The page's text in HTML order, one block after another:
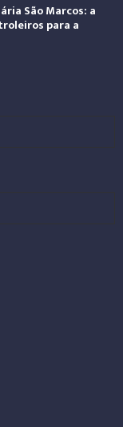
São Marcos: a
para a